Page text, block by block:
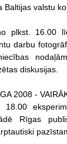
valstu
plkst. 16.00
darbu
diskusijas.
2008 -
Rīgas